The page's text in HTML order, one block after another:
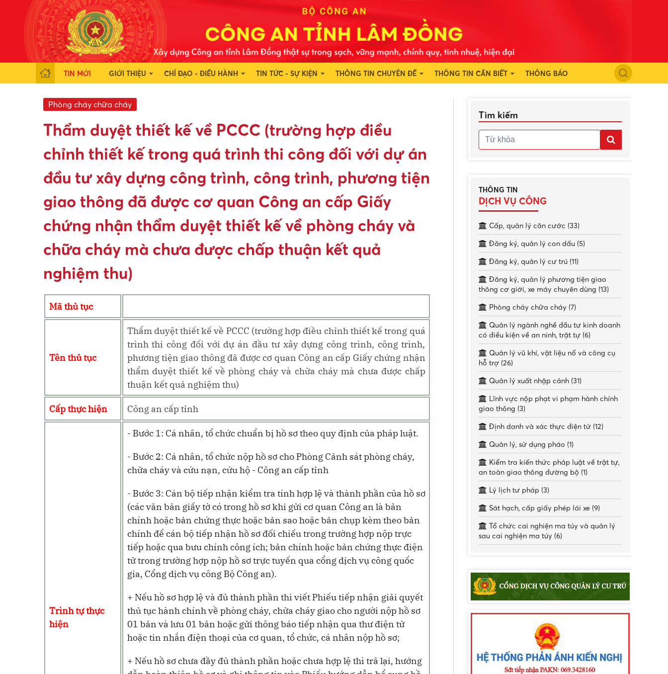
TIN MỚI GIỚI THIỆU CHỈ ĐẠO - ĐIỀU HÀNH TIN TỨC - SỰ KIỆN THÔNG TIN CHUYÊN ĐỀ THÔNG TIN CẦN BIẾT THÔNG BÁO
Phòng cháy chữa cháy
Thẩm duyệt thiết kế về PCCC (trường hợp điều
chỉnh thiết kế trong quá trình thi công đối với dự án
đầu tư xây dựng công trình, công trình, phương tiện
giao thông đã được cơ quan Công an cấp Giấy
chứng nhận thẩm duyệt thiết kế về phòng cháy và
chữa cháy mà chưa được chấp thuận kết quả
nghiệm thu)
Mã thủ tục
Tên thủ tục
Thẩm duyệt thiết kế về PCCC (trường hợp điều chỉnh thiết kế trong quá
trình thi công đối với dự án đầu tư xây dựng công trình, công trình,
phương tiện giao thông đã được cơ quan Công an cấp Giấy chứng nhận
thẩm duyệt thiết kế về phòng cháy và chữa cháy mà chưa được chấp
thuận kết quả nghiệm thu)
Cấp thực hiện Công an cấp tỉnh
Trình tự thực
hiện
- Bước 1: Cá nhân, tổ chức chuẩn bị hồ sơ theo quy định của pháp luật.
- Bước 2: Cá nhân, tổ chức nộp hồ sơ cho Phòng Cảnh sát phòng cháy,
chữa cháy và cứu nạn, cứu hộ - Công an cấp tỉnh
- Bước 3: Cán bộ tiếp nhận kiểm tra tính hợp lệ và thành phần của hồ sơ
(các văn bản giấy tờ có trong hồ sơ khi gửi cơ quan Công an là bản
chính hoặc bản chứng thực hoặc bản sao hoặc bản chụp kèm theo bản
chính để cán bộ tiếp nhận hồ sơ đối chiếutrong trường hợp nộp trực
tiếp hoặc qua bưu chính công ích; bản chính hoặc bản chứng thực điện
tử trong trường hợp nộp hồ sơ trực tuyến qua cổng dịch vụ công quốc
gia, Cổng dịch vụ công Bộ Công an).
+ Nếu hồ sơ hợp lệ và đủ thành phần thì viết Phiếu tiếp nhận giải quyết
thủ tục hành chính về phòng cháy, chữa cháy giao cho người nộp hồ sơ
01 bản và lưu 01 bản hoặc gửi thông báo tiếp nhận qua thư điện tử
hoặc tin nhắn điện thoại của cơ quan, tổ chức, cá nhân nộp hồ sơ;
+ Nếu hồ sơ chưa đầy đủ thành phần hoặc chưa hợp lệ thì trả lại, hướng
Tìm kiếm
THÔNG TIN
DỊCH VỤ CÔNG
Cấp, quản lý căn cước (33)
Đăng ký, quản lý con dấu (5)
Đăng ký, quản lý cư trú (11)
Đăng ký, quản lý phương tiện giao
thông cơ giới, xe máy chuyên dùng (13)
Phòng cháy chữa cháy (7)
Quản lý ngành nghề đầu tư kinh doanh
có điều kiện về an ninh, trật tự (6)
Quản lý vũ khí, vật liệu nổ và công cụ
hỗ trợ (26)
Quản lý xuất nhập cảnh (31)
Lĩnh vực nộp phạt vi phạm hành chính
giao thông (3)
Định danh và xác thực điện tử (12)
Quản lý, sử dụng pháo (1)
Kiểm tra kiến thức pháp luật về trật tự,
an toàn giao thông đường bộ (1)
Lý lịch tư pháp (3)
Sát hạch, cấp giấy phép lái xe (9)
Tổ chức cai nghiện ma túy và quản lý
sau cai nghiện ma túy (6)